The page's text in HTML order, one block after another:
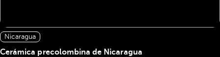
Nicaragua
Cerámica precolombina de Nicaragua